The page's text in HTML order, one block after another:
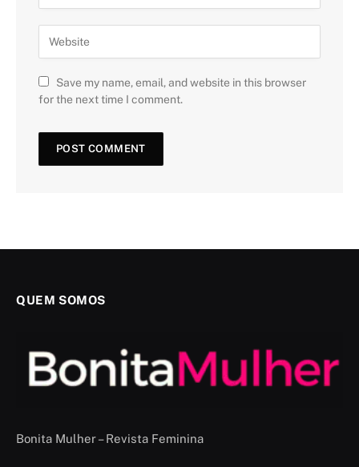
Save my name, email, and website in this browser
for the next time I comment.
QUEM SOMOS
Bonita Mulher – Revista Feminina